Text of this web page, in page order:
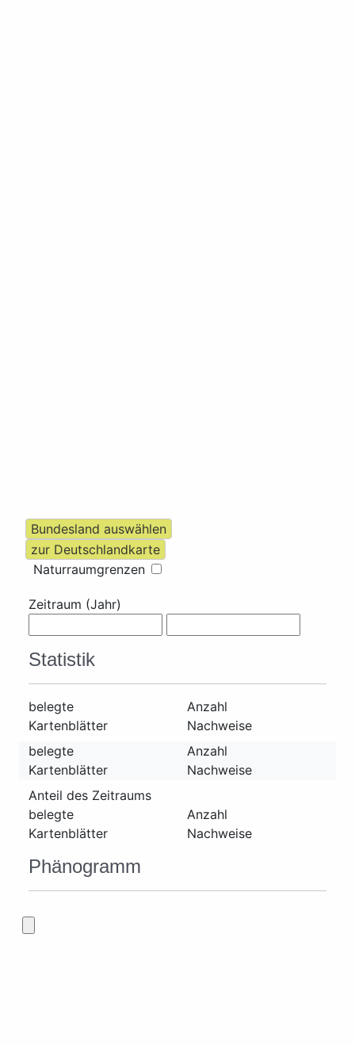
Naturraumgrenzen
Zeitraum (Jahr)
Statistik
belegte
Kartenblätter
Anzahl
Nachweise
belegte
Kartenblätter
Anzahl
Nachweise
Anteil des Zeitraums
belegte
Kartenblätter
Anzahl
Nachweise
Phänogramm